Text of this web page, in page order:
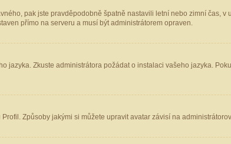
pak jste pravděpodobně špatně nastavili letní nebo zimní čas,
přímo na serveru a musí být administrátorem opraven.
Zkuste administrátora požádat o instalaci vašeho jazyka.
Způsoby jakými si můžete upravit avatar závisí na